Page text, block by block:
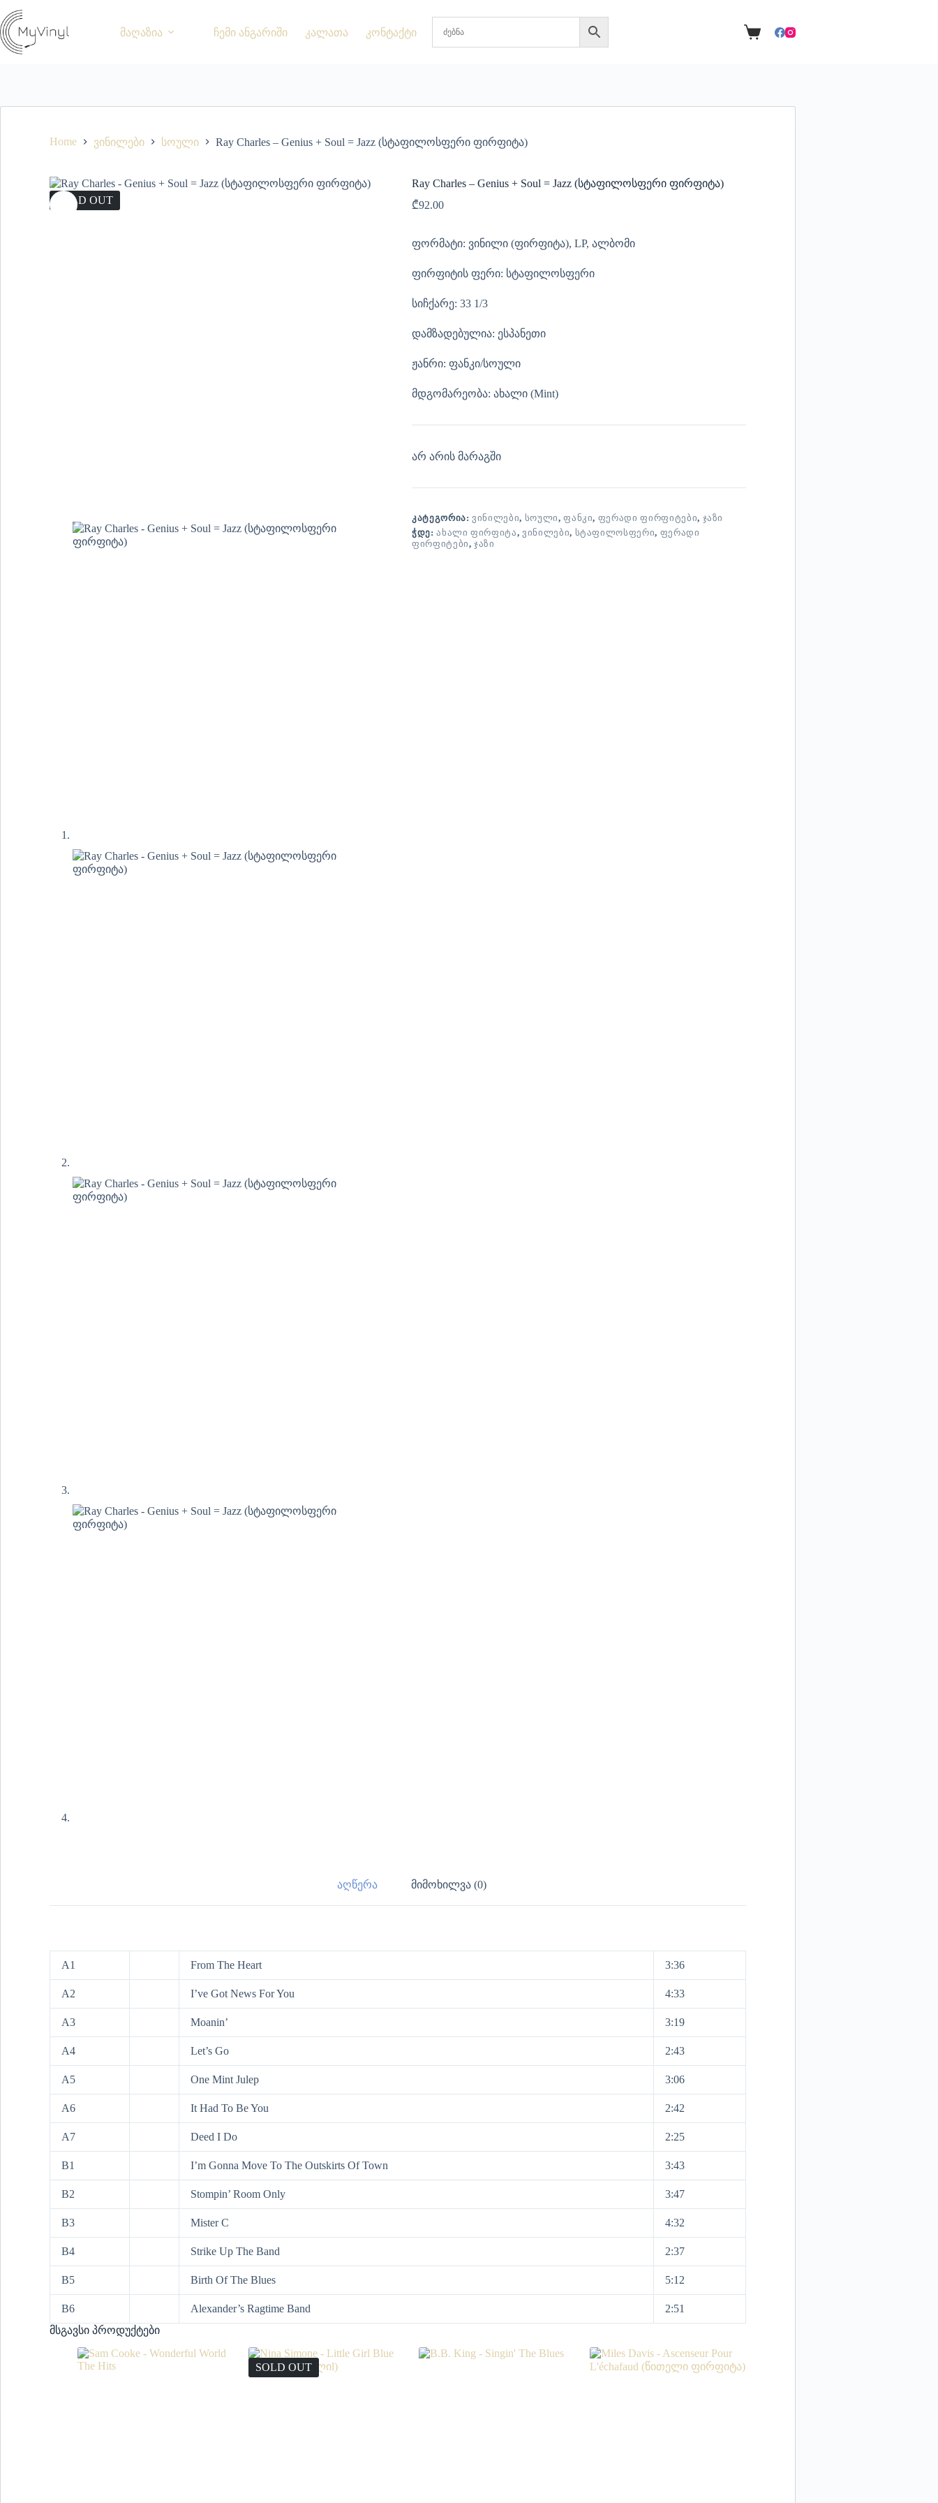
მაღაზია ჩემი ანგარიში კალათა კონტაქტი
Home ვინილები სოული Ray Charles – Genius + Soul = Jazz (სტაფილოსფერი ფირფიტა)
SOLD OUT
Ray Charles – Genius + Soul = Jazz (სტაფილოსფერი ფირფიტა)
₾92.00
ფორმატი: ვინილი (ფირფიტა), LP, ალბომი
ფირფიტის ფერი: სტაფილოსფერი
სიჩქარე: 33 1/3
დამზადებულია: ესპანეთი
ჟანრი: ფანკი/სოული
მდგომარეობა: ახალი (Mint)
არ არის მარაგში
ᲙᲐᲢᲔᲒᲝᲠᲘᲐ: ᲕᲘᲜᲘᲚᲔᲑᲘ, ᲡᲝᲣᲚᲘ,ᲤᲐᲜᲙᲘ, ᲤᲔᲠᲐᲓᲘ ᲤᲘᲠᲤᲘᲢᲔᲑᲘ, ᲯᲐᲖᲘ
ᲭᲓᲔ:ᲐᲮᲐᲚᲘ ᲤᲘᲠᲤᲘᲢᲐ, ᲕᲘᲜᲘᲚᲔᲑᲘ, ᲡᲢᲐᲤᲘᲚᲝᲡᲤᲔᲠᲘ, ᲤᲔᲠᲐᲓᲘ
ᲤᲘᲠᲤᲘᲢᲔᲑᲘ,ᲯᲐᲖᲘ
აღწერა მიმოხილვა (0)
A1 From The Heart 3:36
A2 I’ve Got News For You 4:33
A3 Moanin’ 3:19
A4 Let’s Go 2:43
A5 One Mint Julep 3:06
A6 It Had To Be You 2:42
A7 Deed I Do 2:25
B1 I’m Gonna Move To The Outskirts Of Town 3:43
B2 Stompin’ Room Only 3:47
B3 Mister C 4:32
B4 Strike Up The Band 2:37
B5 Birth Of The Blues 5:12
B6 Alexander’s Ragtime Band
2:51
მსგავსი პროდუქტები
SOLD OUT